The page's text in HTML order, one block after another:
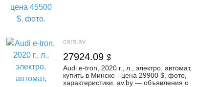
cars.av
27924.09 $
Audi e-tron, 2020 г., л., электро, автомат,
купить в Минске - цена 29900 $, фото,
характеристики. av.by — объявления о